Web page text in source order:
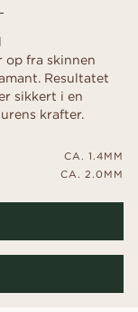
op fra skinnen
Resultatet
sikkert i en
krafter.
CA. 1.4MM
CA. 2.0MM